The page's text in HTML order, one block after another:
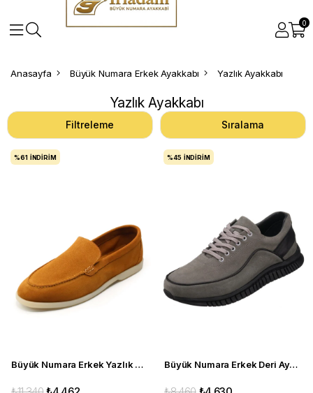
0
Anasayfa Büyük Numara Erkek Ayakkabı Yazlık Ayakkabı
Yazlık Ayakkabı
Filtreleme Sıralama
Büyük Numara Erkek Yazlık Ayakkabı - UTKAN02 Tarçın
%61 İNDIRIM
Büyük Numara Erkek Deri Ayakkabı - GG1318 Gri
%45 İNDIRIM